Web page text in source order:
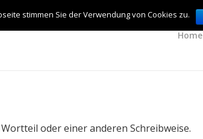
Home
oder einer anderen Schreibweise.
stimmen Sie der Verwendung von Cookies zu.